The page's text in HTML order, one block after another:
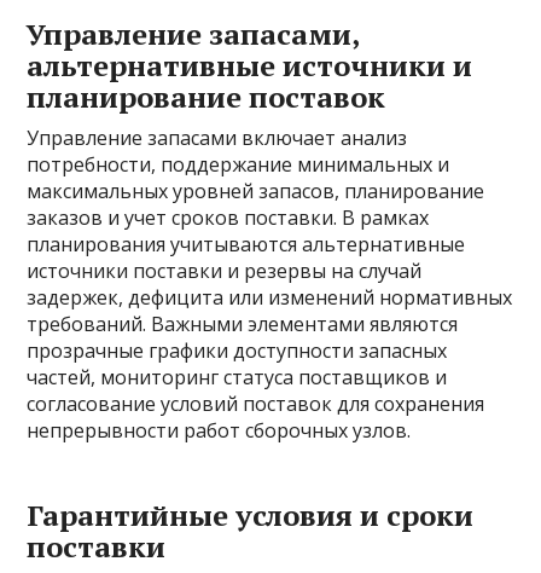
Управление запасами,
альтернативные источники и
планирование поставок
Управление запасами включает анализ
потребности, поддержание минимальных и
максимальных уровней запасов, планирование
заказов и учет сроков поставки. В рамках
планирования учитываются альтернативные
источники поставки и резервы на случай
задержек, дефицита или изменений нормативных
требований. Важными элементами являются
прозрачные графики доступности запасных
частей, мониторинг статуса поставщиков и
согласование условий поставок для сохранения
непрерывности работ сборочных узлов.
Гарантийные условия и сроки
поставки